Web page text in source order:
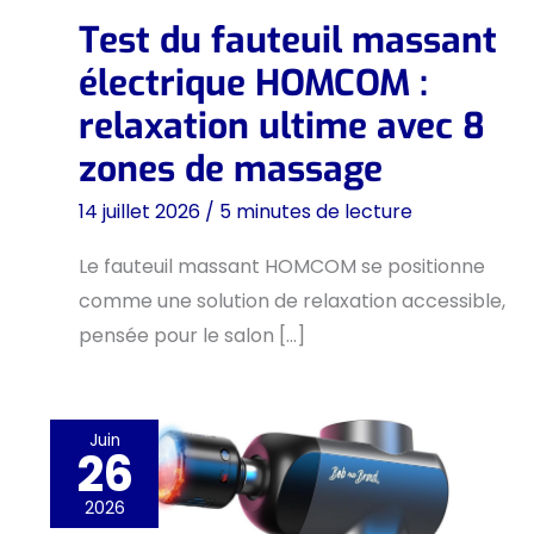
Test du fauteuil massant
électrique HOMCOM :
relaxation ultime avec 8
zones de massage
14 juillet 2026 / 5 minutes de lecture
Le fauteuil massant HOMCOM se positionne
comme une solution de relaxation accessible,
pensée pour le salon […]
Juin
26
2026